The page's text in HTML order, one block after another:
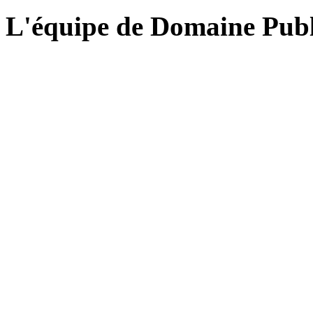
L'équipe de Domaine